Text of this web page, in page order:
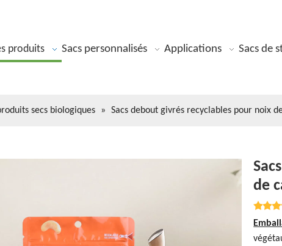
produits Sacs personnalisés Applications Sacs de
secs biologiques » Sacs debout givrés recyclables pour noix
de